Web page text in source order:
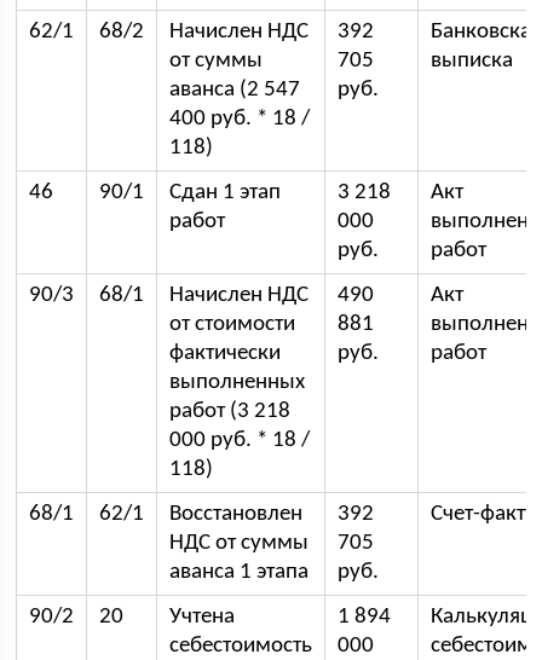
62/1 68/2
Начислен НДС
от суммы
аванса (2 547
400 руб. * 18 /
118)
392
705
руб.
Банковская
выписка
46 90/1
Сдан 1 этап
работ
3 218
000
руб.
Акт
работ
90/3
68/1
Начислен НДС
от стоимости
фактически
выполненных
работ (3 218
000 руб. * 18 /
118)
490
881
руб.
Акт
работ
68/1 62/1
Восстановлен
НДС от суммы
аванса 1 этапа
392
705
руб.
Счет-
90/2 20
Учтена
себестоимость
1 894
000